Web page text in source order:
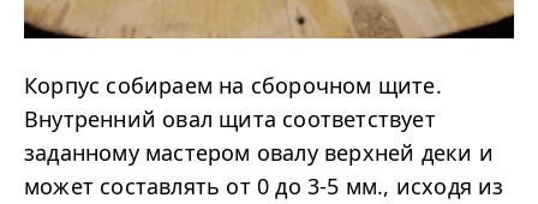
Корпус собираем на сборочном щите.
Внутренний овал щита соответствует
заданному мастером овалу верхней деки и
может составлять от 0 до 3-5 мм., исходя из